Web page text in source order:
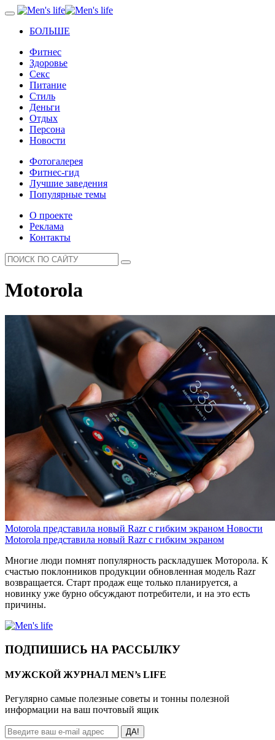
БОЛЬШЕ
Фитнес
Здоровье
Секс
Питание
Стиль
Деньги
Отдых
Персона
Новости
Фотогалерея
Фитнес-гид
Лучшие заведения
Популярные темы
О проекте
Реклама
Контакты
Motorola
Motorola представила новый Razr с гибким экраном Новости
Motorola представила новый Razr с гибким экраном
Многие люди помнят популярность раскладушек Моторола. К
счастью поклонников продукции обновленная модель Razr
возвращается. Старт продаж еще только планируется, а
новинку уже бурно обсуждают потребители, и на это есть
причины.
ПОДПИШИСЬ НА РАССЫЛКУ
МУЖСКОЙ ЖУРНАЛ MEN’s LIFE
Регулярно самые полезные советы и тонны полезной
информации на ваш почтовый ящик
ДА!